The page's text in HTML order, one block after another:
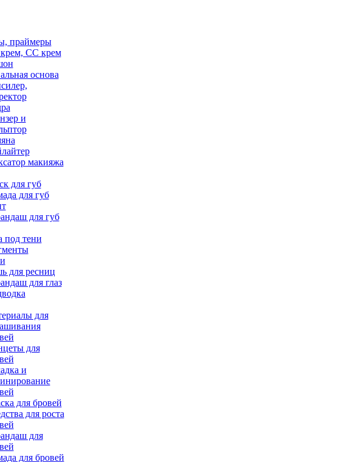
праймеры
CC крем
основа
и
макияжа
для губ
для губ
для губ
под тени
для ресниц
для глаз
для
для
и
для бровей
для роста
для
для бровей